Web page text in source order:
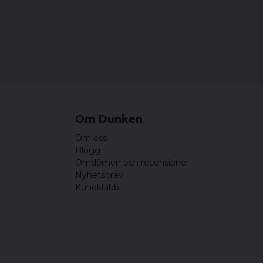
Om Dunken
Om oss
Blogg
Omdömen och recensioner
Nyhetsbrev
Kundklubb